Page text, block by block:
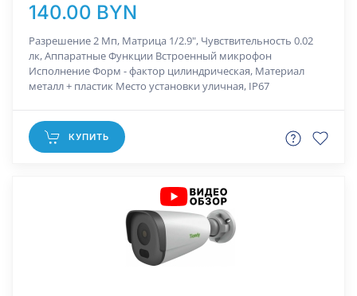
140.00 BYN
Разрешение 2 Мп, Матрица 1/2.9", Чувствительность 0.02
лк, Аппаратные Функции Встроенный микрофон
Исполнение Форм - фактор цилиндрическая, Материал
металл + пластик Место установки уличная, IP67
КУПИТЬ